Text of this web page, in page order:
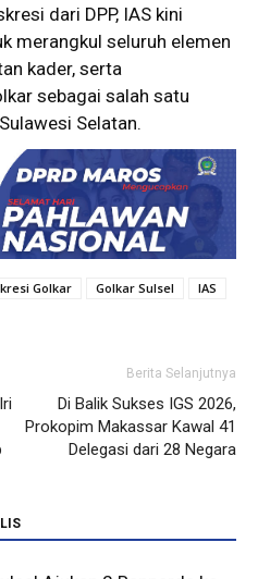
dari DPP, IAS kini
merangkul seluruh elemen
kader, serta
sebagai salah satu
Selatan.
Golkar Golkar Sulsel
IAS
Berita Selanjutnya
Di Balik Sukses IGS 2026,
Prokopim Makassar Kawal 41
Delegasi dari 28 Negara